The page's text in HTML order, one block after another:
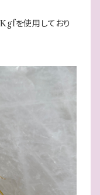
を使用しており